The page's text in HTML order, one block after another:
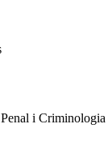
i Criminologia